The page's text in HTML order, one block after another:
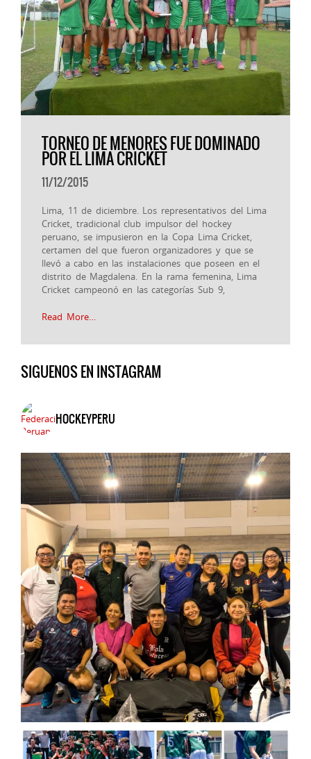
TORNEO DE MENORES FUE DOMINADO
POR EL LIMA CRICKET
11/12/2015
Lima, 11 de diciembre. Los representativos del Lima
Cricket, tradicional club impulsor del hockey
peruano, se impusieron en la Copa Lima Cricket,
certamen del que fueron organizadores y que se
llevó a cabo en las instalaciones que poseen en el
distrito de Magdalena. En la rama femenina, Lima
Cricket campeonó en las categorías Sub 9,
Read More…
SIGUENOS EN INSTAGRAM
HOCKEYPERU